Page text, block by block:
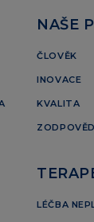
NAŠE
ČLOVĚK
INOVACE
KVALITA
LÉČBA